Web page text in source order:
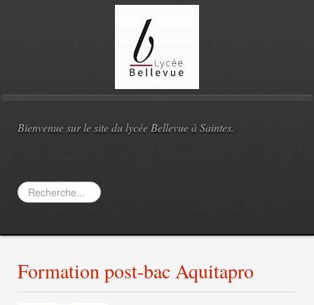
Bienvenue sur le site du lycée Bellevue à Saintes.
Rechercher
Formation post-bac Aquitapro